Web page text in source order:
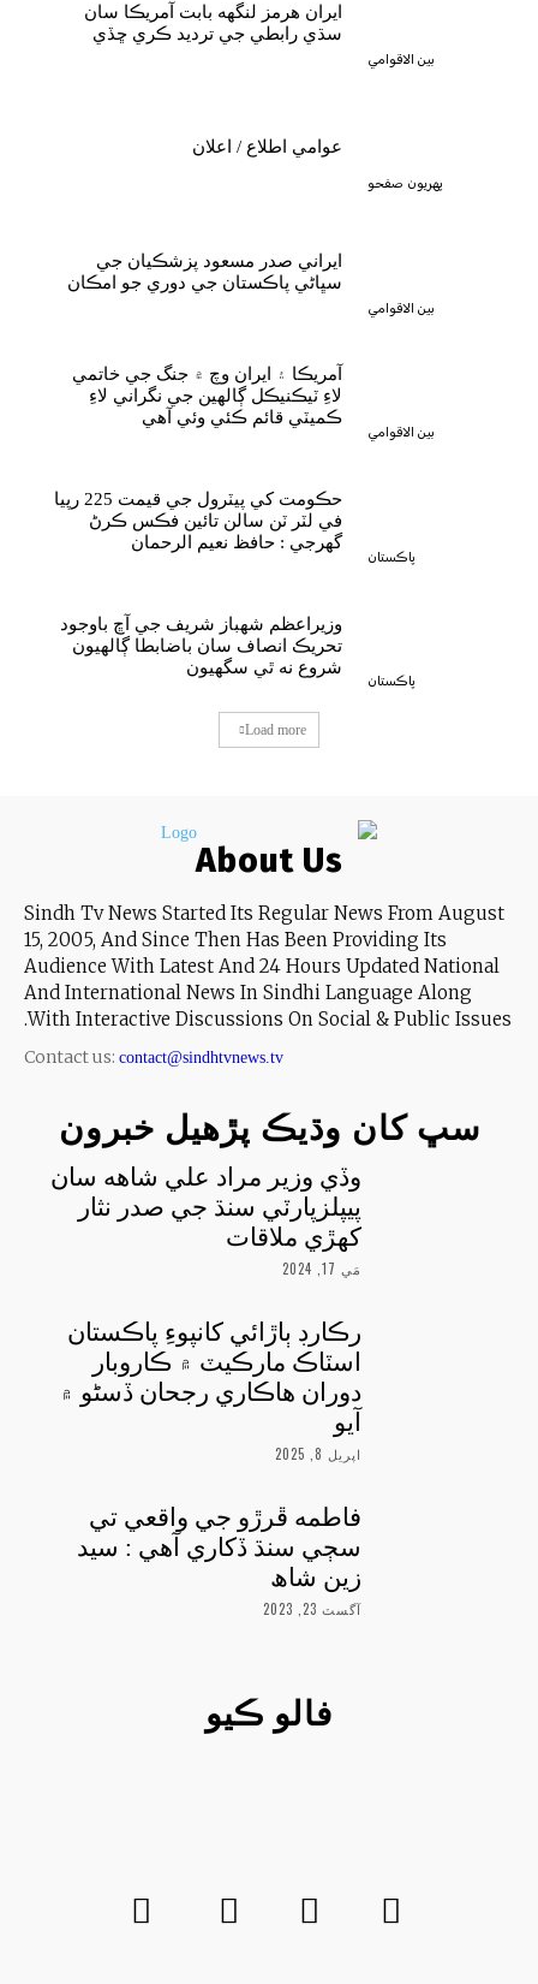
بين الاقوامي
ايران هرمز لنگهه بابت آمريڪا سان
سڌي رابطي جي ترديد ڪري ڇڏي
پهريون صفحو
عوامي اطلاع / اعلان
بين الاقوامي
ايراني صدر مسعود پزشڪيان جي
سڀاڻي پاڪستان جي دوري جو امڪان
بين الاقوامي
آمريڪا ۽ ايران وچ ۾ جنگ جي خاتمي
لاءِ ٽيڪنيڪل ڳالهين جي نگراني لاءِ
ڪميٽي قائم ڪئي وئي آهي
پاڪستان
حڪومت کي پيٽرول جي قيمت 225 رپيا
في لٽر ٽن سالن تائين فڪس ڪرڻ
گهرجي : حافظ نعيم الرحمان
پاڪستان
وزيراعظم شهباز شريف جي آڇ باوجود
تحريڪ انصاف سان باضابطا ڳالهيون
شروع نه ٿي سگهيون
Load more
About Us
Sindh Tv News Started Its Regular News From August
15, 2005, And Since Then Has Been Providing Its
Audience With Latest And 24 Hours Updated National
And International News In Sindhi Language Along
With Interactive Discussions On Social & Public Issues.
Contact us: contact@sindhtvnews.tv
سڀ کان وڌيڪ پڙهيل خبرون
وڏي وزير مراد علي شاهه سان
پيپلزپارٽي سنڌ جي صدر نثار
کهڙي ملاقات
مَي 17, 2024
رڪارڊ ٻاڙائي کانپوءِ پاڪستان
اسٽاڪ مارڪيٽ ۾ ڪاروبار
دوران هاڪاري رجحان ڏسڻو ۾
آيو
اپريل 8, 2025
فاطمه ڦرڙو جي واقعي تي
سڄي سنڌ ڏکاري آهي : سيد
زين شاھ
آگسٽ 23, 2023
فالو ڪيو